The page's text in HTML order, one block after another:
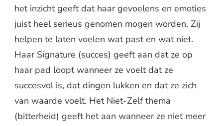
het inzicht geeft dat haar gevoelens en emoties
juist heel serieus genomen mogen worden. Zij
helpen te laten voelen wat past en wat niet.
Haar Signature (succes) geeft aan dat ze op
haar pad loopt wanneer ze voelt dat ze
succesvol is, dat dingen lukken en dat ze zich
van waarde voelt. Het Niet-Zelf thema
(bitterheid) geeft het aan wanneer ze niet meer